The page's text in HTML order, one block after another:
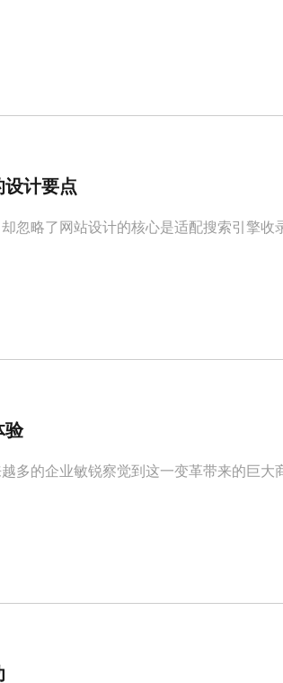
计要点
忽略了网站设计的核心是适配搜索引擎收
验
多的企业敏锐察觉到这一变革带来的巨大